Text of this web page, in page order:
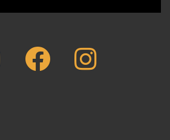
Youtube FacebookInstagram